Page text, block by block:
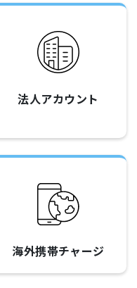
法人アカウント
海外携帯チャージ